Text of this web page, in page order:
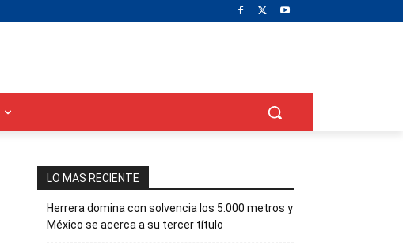
LO MAS RECIENTE
Herrera domina con solvencia los 5.000 metros y
México se acerca a su tercer título